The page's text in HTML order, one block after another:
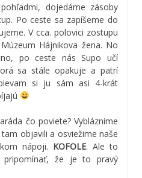
dojedáme zásoby
Po ceste sa zapíšeme do
V cca. polovici zostupu
Hájnikova žena. No
po ceste nás Supo učí
sa stále opakuje a patrí
si ju sám asi 4-krát
čo poviete? Vybláznime
objavili a osviežime naše
nápoji. KOFOLE. Ale to
pripomínať, že je to pravý